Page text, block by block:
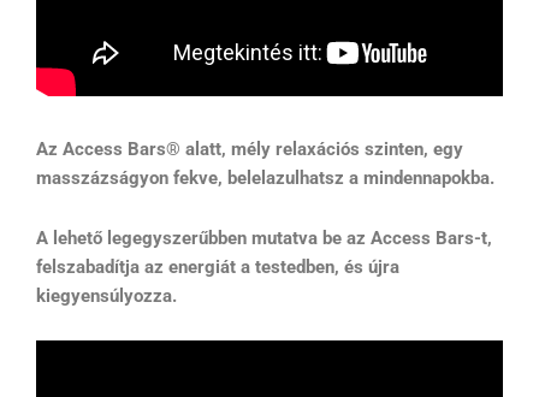
Az Access Bars® alatt, mély relaxációs szinten, egy
masszázságyon fekve, belelazulhatsz a mindennapokba.
A lehető legegyszerűbben mutatva be az Access Bars-t,
felszabadítja az energiát a testedben, és újra
kiegyensúlyozza.